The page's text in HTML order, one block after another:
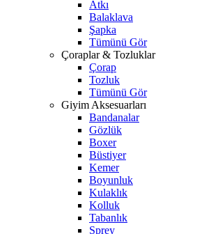
Atkı
Balaklava
Şapka
Tümünü Gör
Çoraplar & Tozluklar
Çorap
Tozluk
Tümünü Gör
Giyim Aksesuarları
Bandanalar
Gözlük
Boxer
Büstiyer
Kemer
Boyunluk
Kulaklık
Kolluk
Tabanlık
Sprey